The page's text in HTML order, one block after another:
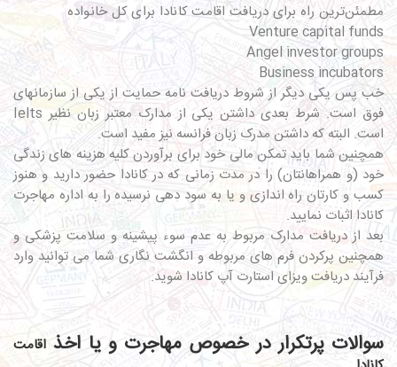
مطمئن‌ترین راه برای دریافت اقامت کانادا برای کل خانواده
Venture capital funds
Angel investor groups
Business incubators
خب پس یکی دیگر از شروط دریافت نامه حمایت از یکی از سازمانهای
فوق است. شرط بعدی داشتن یکی از مدارک معتبر زبان نظیر Ielts
است. البته که داشتن مدرک زبان فرانسه نیز مفید است.
همچنین شما باید تمکن مالی خود برای برآوردن کلیه هزینه های زندگی
خود (و همراهانتان) را در مدت زمانی که در کانادا حضور دارید و هنوز
کسب و کارتان راه اندازی و یا به سود دهی نرسیده را به اداره مهاجرت
کانادا اثبات نمایید.
بعد از دریافت مدارک مربوط به عدم سوء پیشینه و سلامت پزشکی و
همچنین پرکردن فرم های مربوطه و انگشت نگاری شما می توانید وارد
فرآیند دریافت ویزای استارت آپ کانادا شوید.
سوالات پرتکرار در خصوص مهاجرت و یا اخذ اقامت